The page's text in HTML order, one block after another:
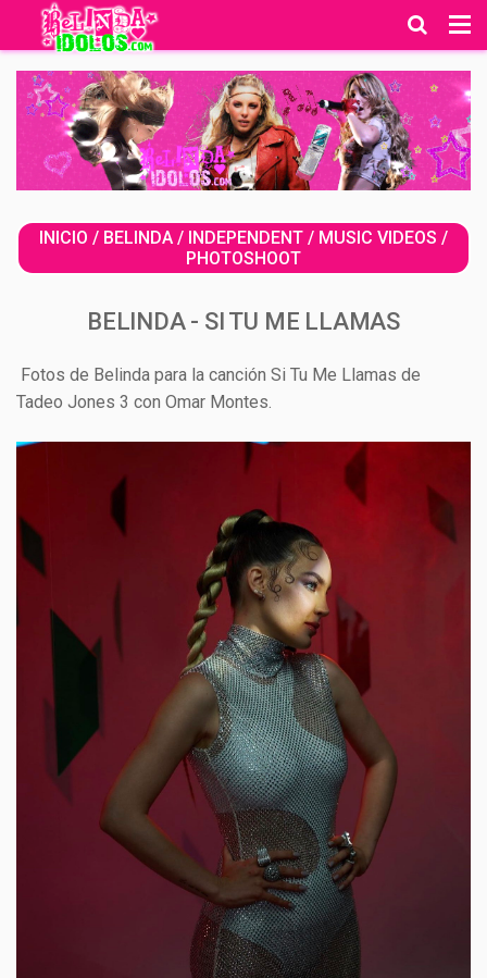
INICIO / BELINDA / INDEPENDENT / MUSIC VIDEOS /
PHOTOSHOOT
BELINDA - SI TU ME LLAMAS
Fotos de Belinda para la canción Si Tu Me Llamas de
Tadeo Jones 3 con Omar Montes.